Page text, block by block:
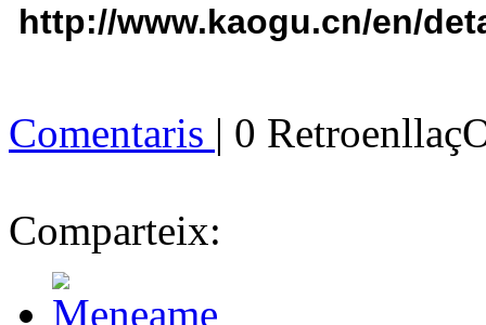
http://www.kaogu.cn/en/
Comentaris | 0
Comparteix: